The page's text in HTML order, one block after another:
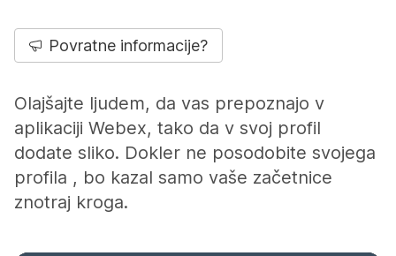
Povratne informacije?
Olajšajte ljudem, da vas prepoznajo v
aplikaciji Webex, tako da v svoj profil
dodate sliko. Dokler ne posodobite svojega
profila , bo kazal samo vaše začetnice
znotraj kroga.